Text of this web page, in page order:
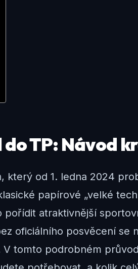
TP: Návod
který od 1. ledna 2024
papírové „velké
atraktivnější
oficiálního posvěcení se
tomto podrobném